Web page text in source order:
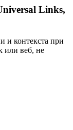
Links,
и контекста при
или веб, не